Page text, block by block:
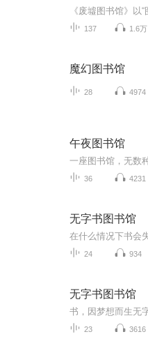
137 1.6万
魔幻图书馆
28 4974
午夜图书馆
36 4231
无字书图书馆
24 934
无字书图书馆
23 3616